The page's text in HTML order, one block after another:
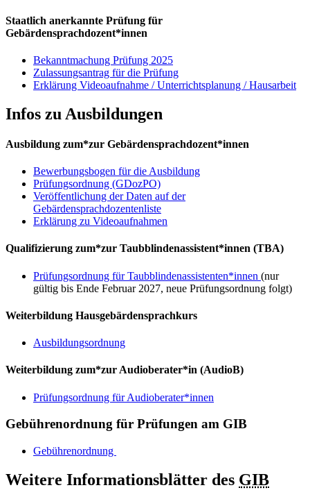
Staatlich anerkannte Prüfung für
Gebärdensprachdozent*innen
Bekanntmachung Prüfung 2025
Zulassungsantrag für die Prüfung
Erklärung Videoaufnahme / Unterrichtsplanung / Hausarbeit
Infos zu Ausbildungen
Ausbildung zum*zur Gebärdensprachdozent*innen
Bewerbungsbogen für die Ausbildung
Prüfungsordnung (GDozPO)
Veröffentlichung der Daten auf der
Gebärdensprachdozentenliste
Erklärung zu Videoaufnahmen
Qualifizierung zum*zur Taubblindenassistent*innen (TBA)
Prüfungsordnung für Taubblindenassistenten*innen (nur
gültig bis Ende Februar 2027, neue Prüfungsordnung folgt)
Weiterbildung Hausgebärdensprachkurs
Ausbildungsordnung
Weiterbildung zum*zur Audioberater*in (AudioB)
Prüfungsordnung für Audioberater*innen
Gebührenordnung für Prüfungen am GIB
Gebührenordnung
Weitere Informationsblätter des GIB